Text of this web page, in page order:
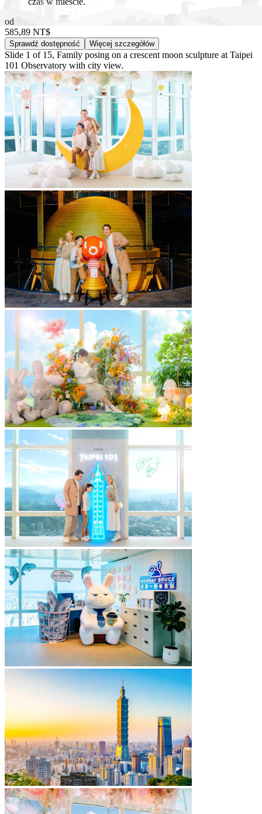
od
585,89 NT$
Sprawdź dostępność Więcej szczegółów
Slide 1 of 15, Family posing on a crescent moon sculpture at Taipei
101 Observatory with city view.